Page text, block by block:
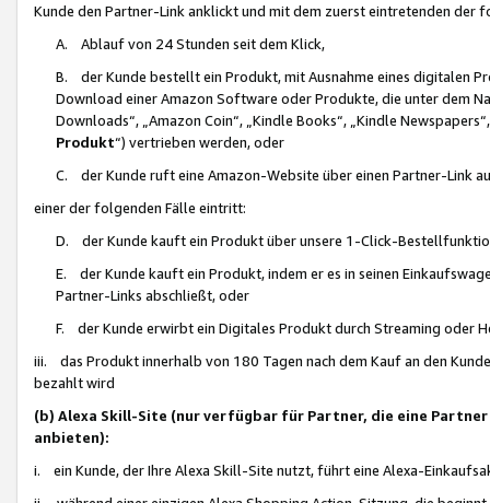
Kunde den Partner-Link anklickt und mit dem zuerst eintretenden der
A. Ablauf von 24 Stunden seit dem Klick,
B. der Kunde bestellt ein Produkt, mit Ausnahme eines digitalen
Download einer Amazon Software oder Produkte, die unter dem
Downloads“, „Amazon Coin“, „Kindle Books“, „Kindle
Produkt“) vertrieben werden, oder
C. der Kunde ruft eine Amazon-Website über einen Partner-Link
einer der folgenden Fälle eintritt:
D. der Kunde kauft ein Produkt über unsere 1-Click-
E. der Kunde kauft ein Produkt, indem er es in seinen
Partner-Links abschließt, oder
F. der Kunde erwirbt ein Digitales Produkt durch Streaming oder
iii. das Produkt innerhalb von 180 Tagen nach dem Kauf an den
bezahlt wird
(b) Alexa Skill-Site (nur verfügbar für Partner, die eine
anbieten):
i. ein Kunde, der Ihre Alexa Skill-Site nutzt, führt eine Alexa-